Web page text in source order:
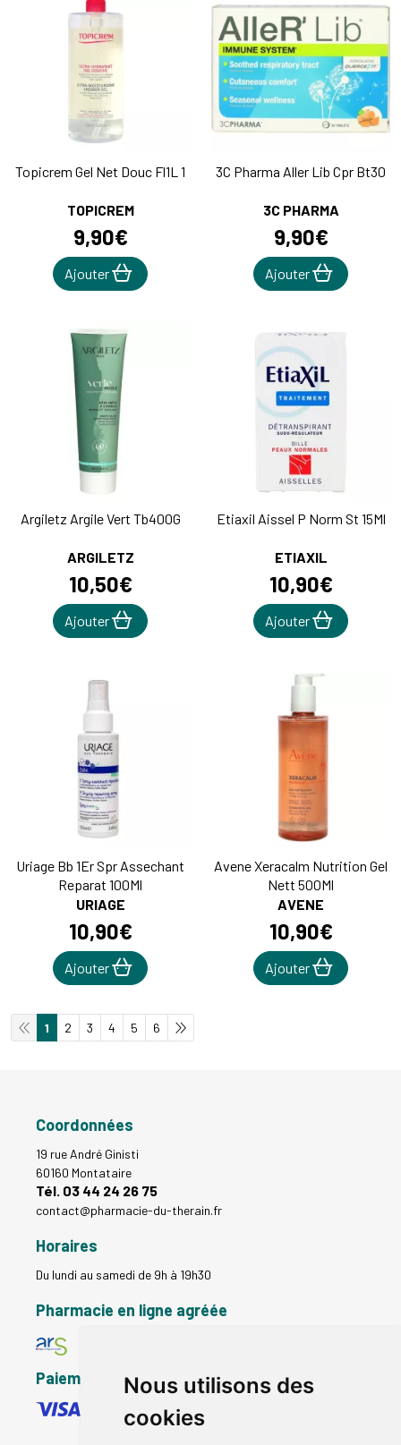
Nous utilisons des
cookies
Topicrem Gel Net Douc Fl1L 1
TOPICREM
9,90€
Ajouter
3C Pharma Aller Lib Cpr Bt30
3C PHARMA
9,90€
Ajouter
Argiletz Argile Vert Tb400G
ARGILETZ
10,50€
Ajouter
Etiaxil Aissel P Norm St 15Ml
ETIAXIL
10,90€
Ajouter
Uriage Bb 1Er Spr Assechant
Reparat 100Ml
URIAGE
10,90€
Ajouter
Avene Xeracalm Nutrition Gel
Nett 500Ml
AVENE
10,90€
Ajouter
1 2 3 4 5 6
Coordonnées
19 rue André Ginisti
60160 Montataire
Tél. 03 44 24 26 75
contact@pharmacie-du-therain.fr
Horaires
Du lundi au samedi de 9h à 19h30
Pharmacie en ligne agréée
Paiement sécurisé